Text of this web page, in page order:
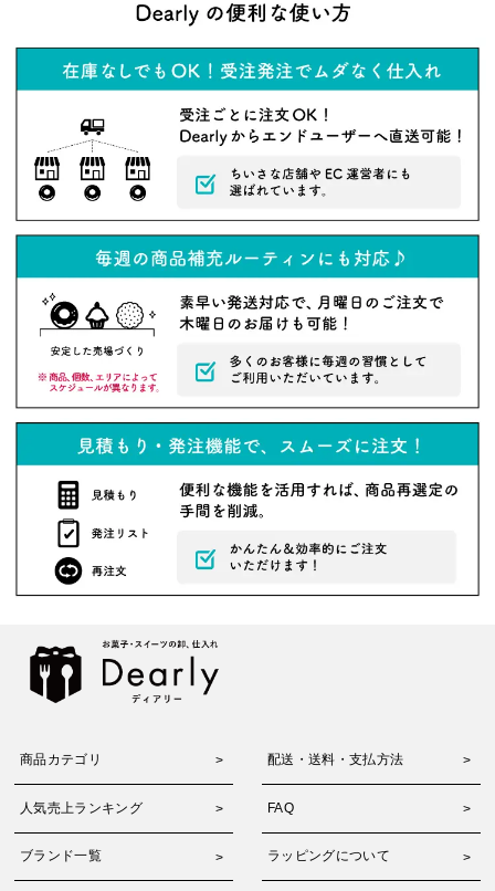
商品カテゴリ 配送・送料・支払方法
人気売上ランキング FAQ
ブランド一覧 ラッピングについて